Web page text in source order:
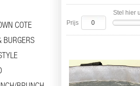
COTE
BURGERS
Stel hier
Prijs